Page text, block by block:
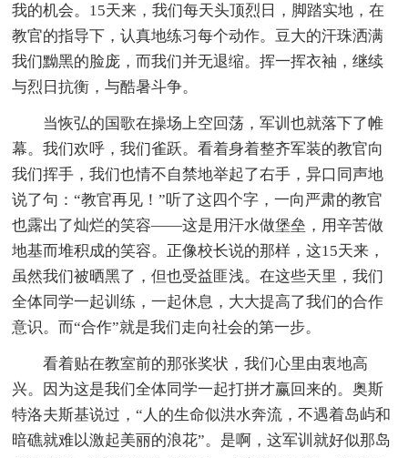
我的机会。15天来，我们每天头顶烈日，脚踏实地，在
教官的指导下，认真地练习每个动作。豆大的汗珠洒满
我们黝黑的脸庞，而我们并无退缩。挥一挥衣袖，继续
与烈日抗衡，与酷暑斗争。
当恢弘的国歌在操场上空回荡，军训也就落下了帷
幕。我们欢呼，我们雀跃。看着身着整齐军装的教官向
我们挥手，我们也情不自禁地举起了右手，异口同声地
说了句：“教官再见！”听了这四个字，一向严肃的教官
也露出了灿烂的笑容——这是用汗水做堡垒，用辛苦做
地基而堆积成的笑容。正像校长说的那样，这15天来，
虽然我们被晒黑了，但也受益匪浅。在这些天里，我们
全体同学一起训练，一起休息，大大提高了我们的合作
意识。而“合作”就是我们走向社会的第一步。
看着贴在教室前的那张奖状，我们心里由衷地高
兴。因为这是我们全体同学一起打拼才赢回来的。奥斯
特洛夫斯基说过，“人的生命似洪水奔流，不遇着岛屿和
暗礁就难以激起美丽的浪花”。是啊，这军训就好似那岛